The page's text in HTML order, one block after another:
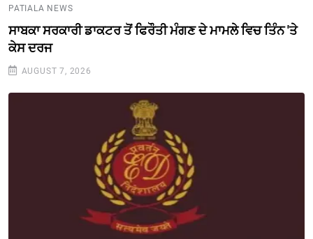
PATIALA NEWS
ਸਾਬਕਾ ਸਰਕਾਰੀ ਡਾਕਟਰ ਤੋਂ ਫਿਰੌਤੀ ਮੰਗਣ ਦੇ ਮਾਮਲੇ ਵਿਚ ਤਿੰਨ 'ਤੇ
ਕੇਸ ਦਰਜ
AUGUST 7, 2026